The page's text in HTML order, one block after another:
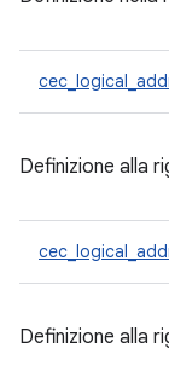
Definizione alla
Definizione alla